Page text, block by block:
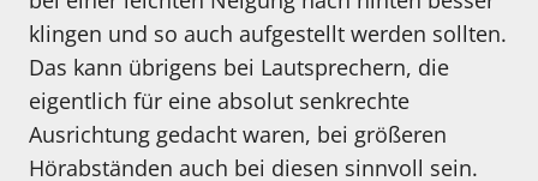
klingen und so auch aufgestellt werden sollten.
Das kann übrigens bei Lautsprechern, die
eigentlich für eine absolut senkrechte
Ausrichtung gedacht waren, bei größeren
Hörabständen auch bei diesen sinnvoll sein.